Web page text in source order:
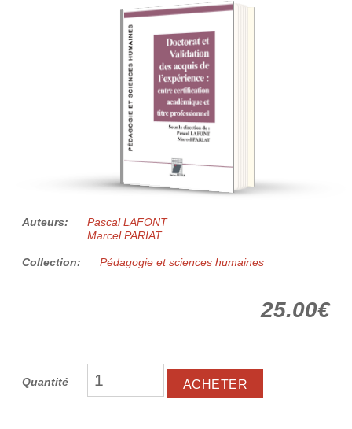
25.00€
Auteurs:
Pascal LAFONT
Marcel PARIAT
Collection: Pédagogie et sciences humaines
25.00€
Quantité